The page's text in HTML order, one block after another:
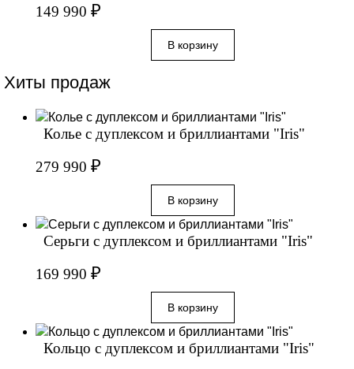
149 990 ₽
Хиты продаж
Колье с дуплексом и бриллиантами "Iris"
279 990 ₽
Серьги с дуплексом и бриллиантами "Iris"
169 990 ₽
Кольцо с дуплексом и бриллиантами "Iris"